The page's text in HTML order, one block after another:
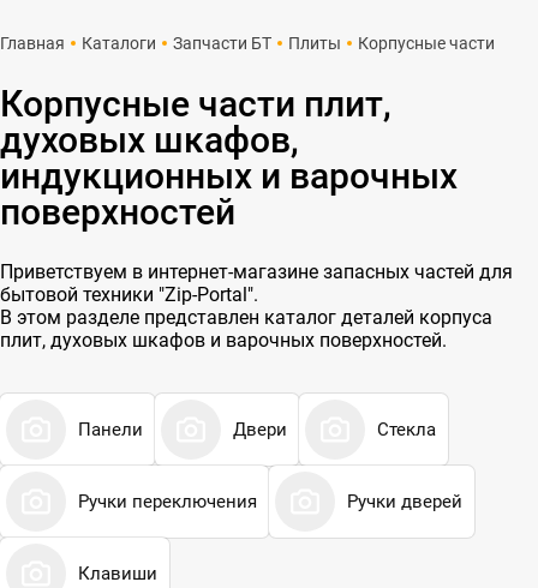
Главная Каталоги Запчасти БТ Плиты Корпусные части
Корпусные части плит,
духовых шкафов,
индукционных и варочных
поверхностей
Приветствуем в интернет-магазине запасных частей для
бытовой техники "Zip-Portal".
В этом разделе представлен каталог деталей корпуса
плит, духовых шкафов и варочных поверхностей.
Панели Двери Стекла
Ручки переключения Ручки дверей
Клавиши